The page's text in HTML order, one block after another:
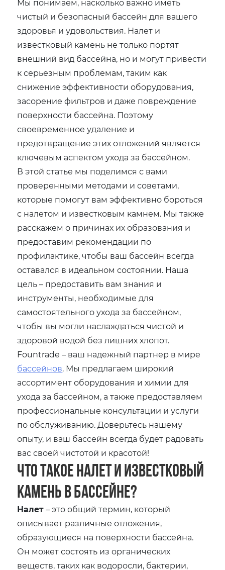
Мы понимаем, насколько важно иметь
чистый и безопасный бассейн для вашего
здоровья и удовольствия. Налет и
известковый камень не только портят
внешний вид бассейна, но и могут привести
к серьезным проблемам, таким как
снижение эффективности оборудования,
засорение фильтров и даже повреждение
поверхности бассейна. Поэтому
своевременное удаление и
предотвращение этих отложений является
ключевым аспектом ухода за бассейном.
В этой статье мы поделимся с вами
проверенными методами и советами,
которые помогут вам эффективно бороться
с налетом и известковым камнем. Мы также
расскажем о причинах их образования и
предоставим рекомендации по
профилактике, чтобы ваш бассейн всегда
оставался в идеальном состоянии. Наша
цель – предоставить вам знания и
инструменты, необходимые для
самостоятельного ухода за бассейном,
чтобы вы могли наслаждаться чистой и
здоровой водой без лишних хлопот.
Fountrade – ваш надежный партнер в мире
бассейнов. Мы предлагаем широкий
ассортимент оборудования и химии для
ухода за бассейном, а также предоставляем
профессиональные консультации и услуги
по обслуживанию. Доверьтесь нашему
опыту, и ваш бассейн всегда будет радовать
вас своей чистотой и красотой!
Что такое налет и известковый
камень в бассейне?
Налет– это общий термин, который
описывает различные отложения,
образующиеся на поверхности бассейна.
Он может состоять из органических
веществ, таких как водоросли, бактерии,